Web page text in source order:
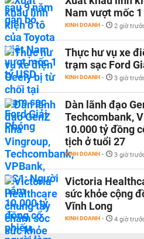
Nam vượt mốc 1
KINH DOANH - 2 giờ
Thực hư vụ xe
trạm sạc Ford
KINH DOANH - 3 giờ
Dàn lãnh đạo
Techcombank,
10.000 tỷ đồng
tịch ở tuổi 27
KINH DOANH - 3 giờ
Victoria
sức khỏe cộng
Vĩnh Long
KINH DOANH - 4 giờ